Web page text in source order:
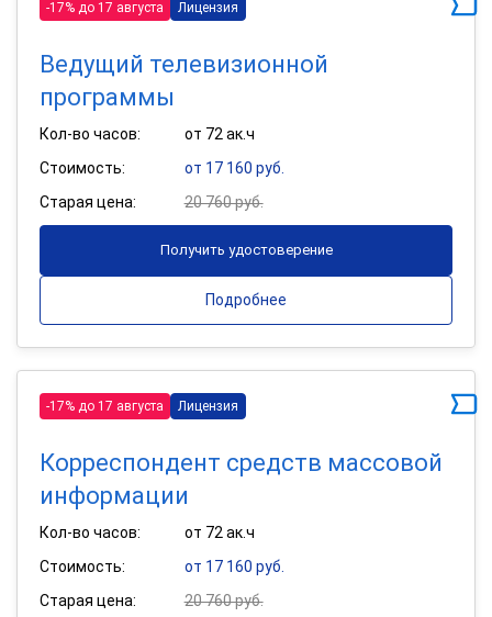
-17% до 17 августа Лицензия
Ведущий телевизионной
программы
Кол-во часов:
от 72 ак.ч
Стоимость:
от 17 160 руб.
Старая цена:
20 760 руб.
Получить удостоверение
Подробнее
-17% до 17 августа Лицензия
Корреспондент средств массовой
информации
Кол-во часов:
от 72 ак.ч
Стоимость:
от 17 160 руб.
Старая цена:
20 760 руб.